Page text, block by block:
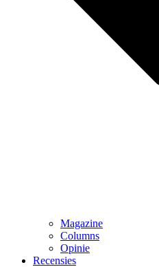
Magazine
Columns
Opinie
Recensies